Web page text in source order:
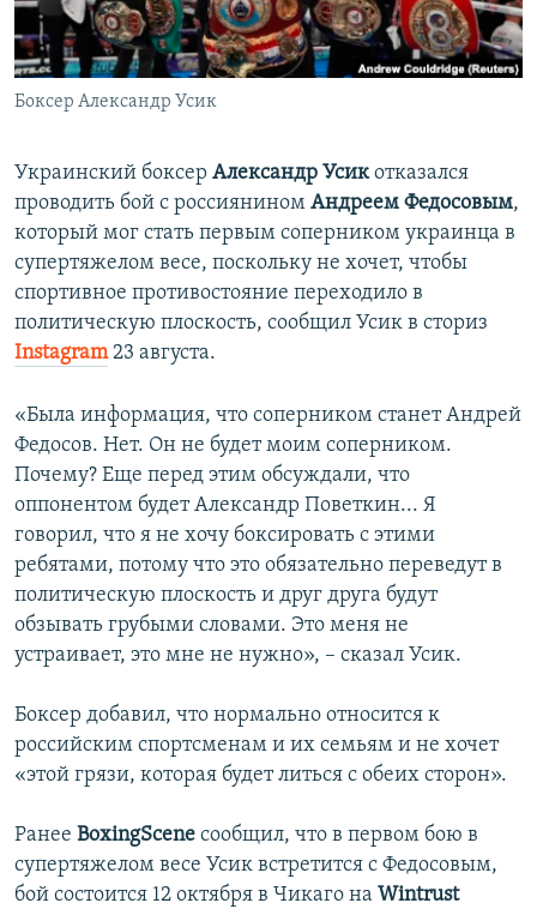
ПОБЕДИТЕЛЕЙ НЕ СУДЯТ?
КРЫМ.НЕПОКОРЕННЫЙ
ELIFBE
ПРИСОЕДИНЯЙТЕСЬ!
Все сайты RFE/RL
Боксер Александр Усик
Украинский боксер Александр Усикотказался
проводить бой с россиянином Андреем Федосовым,
который мог стать первым соперником украинца в
супертяжелом весе, поскольку не хочет, чтобы
спортивное противостояние переходило в
политическую плоскость, сообщил Усик в сториз
Instagram 23 августа.
«Была информация, что соперником станет Андрей
Федосов. Нет. Он не будет моим соперником.
Почему? Еще перед этим обсуждали, что
оппонентом будет Александр Поветкин... Я
говорил, что я не хочу боксировать с этими
ребятами, потому что это обязательно переведут в
политическую плоскость и друг друга будут
обзывать грубыми словами. Это меня не
устраивает, это мне не нужно», – сказал Усик.
Боксер добавил, что нормально относится к
российским спортсменам и их семьям и не хочет
«этой грязи, которая будет литься с обеих сторон».
Ранее BoxingScene сообщил, что в первом бою в
супертяжелом весе Усик встретится с Федосовым,
бой состоится 12 октября в Чикаго на Wintrust